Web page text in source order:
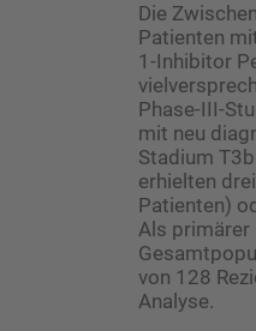
Die
Patienten
1-Inhibitor
Phase-III-
mit neu
Stadium
erhielten
Patienten)
Als primärer
von 128
Analyse.